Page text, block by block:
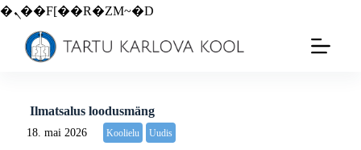
�ܢ��F[��R�ZM~�D
Ilmatsalus loodusmäng
18. mai 2026 Koolielu Uudis